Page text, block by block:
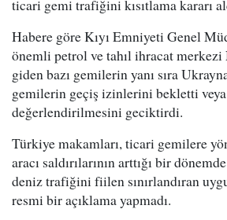
ticari gemi trafiğini kısıtlama kararı
Habere göre Kıyı Emniyeti Genel
önemli petrol ve tahıl ihracat
giden bazı gemilerin yanı sıra
gemilerin geçiş izinlerini bekletti
değerlendirilmesini geciktirdi.
Türkiye makamları, ticari gemilere
aracı saldırılarının arttığı bir
deniz trafiğini fiilen sınırlandıran
resmi bir açıklama yapmadı.